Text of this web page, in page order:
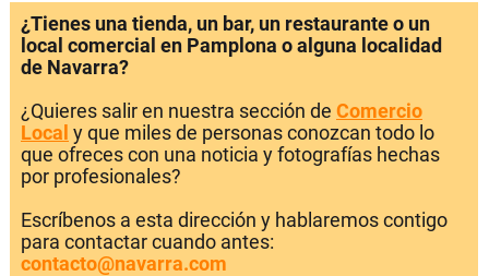
¿Tienes una tienda, un bar, un restaurante o un
local comercial en Pamplona o alguna localidad
de Navarra?
¿Quieres salir en nuestra sección de Comercio
Local y que miles de personas conozcan todo lo
que ofreces con una noticia y fotografías hechas
por profesionales?
Escríbenos a esta dirección y hablaremos contigo
para contactar cuando antes:
contacto@navarra.com